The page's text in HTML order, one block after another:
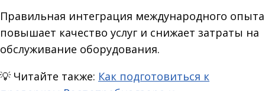
Правильная интеграция международного опыта
повышает качество услуг и снижает затраты на
обслуживание оборудования.
💡 Читайте также: Как подготовиться к